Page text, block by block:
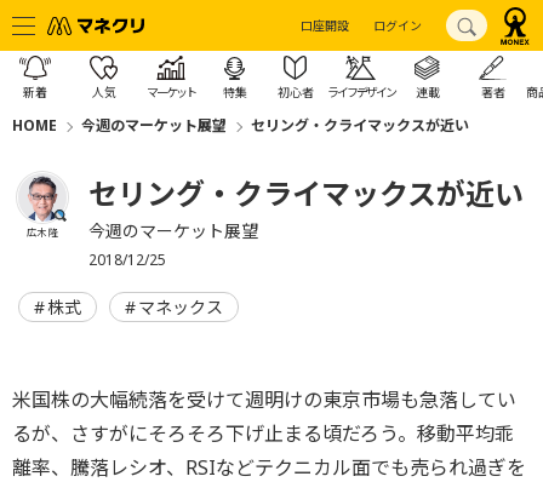
口座開設 ログイン
新着 人気 マーケット 特集 初心者 ライフデザイン 連載 著者 商
HOME 今週のマーケット展望 セリング・クライマックスが近い
広木 隆
セリング・クライマックスが近い
今週のマーケット展望
2018/12/25
株式 マネックス
米国株の大幅続落を受けて週明けの東京市場も急落してい
るが、さすがにそろそろ下げ止まる頃だろう。移動平均乖
離率、騰落レシオ、RSIなどテクニカル面でも売られ過ぎを